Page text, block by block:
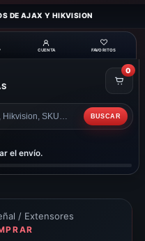
DE AJAX Y HIKVISION
CUENTA
♡
FAVORITOS
BUSCAR
0
el envío.
/ Extensores